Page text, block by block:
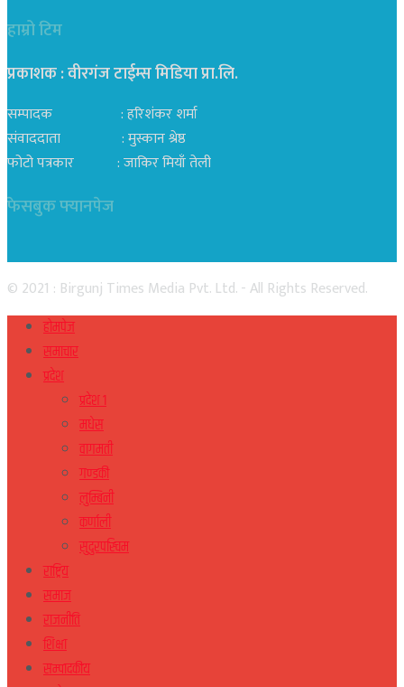
हाम्रो टिम
प्रकाशक : वीरगंज टाईम्स मिडिया प्रा‍.लि.
सम्पादक : हरिशंकर शर्मा
संवाददाता : मुस्कान श्रेष्ठ
फोटो पत्रकार : जाकिर मियाँ तेली
फेसबुक फ्यानपेज
© 2021 : Birgunj Times Media Pvt. Ltd. - All Rights Reserved.
होमपेज
समाचार
प्रदेश
प्रदेश १
मधेस
वागमती
गण्डकी
लुम्बिनी
कर्णाली
सुदुरपस्चिम
राष्ट्रिय
समाज
राजनीति
शिक्षा
सम्पादकीय